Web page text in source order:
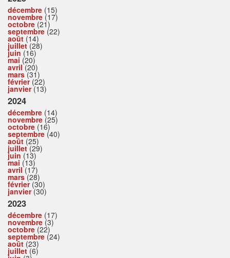
décembre (15)
novembre (17)
octobre (21)
septembre (22)
août (14)
juillet(28)
juin (16)
mai (20)
avril(20)
mars(31)
février(22)
janvier(13)
2024
décembre (14)
novembre (25)
octobre (16)
septembre (40)
août (25)
juillet(29)
juin (13)
mai (13)
avril(17)
mars(28)
février(30)
janvier(30)
2023
décembre (17)
novembre (3)
octobre (22)
septembre (24)
août (23)
juillet(6)